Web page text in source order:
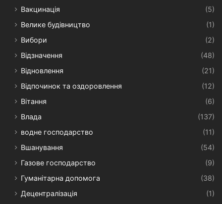
Вакцинація
(5)
Велике будівництво
(1)
Вибори
(2)
Відзначення
(48)
Відновлення
(21)
Відпочинок та оздоровлення
(12)
Вітання
(6)
Влада
(137)
водне господарство
(11)
Вшанування
(54)
Газове господарство
(9)
Гуманітарна допомога
(38)
Децентралізація
(1)